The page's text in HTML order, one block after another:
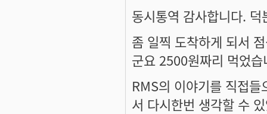
동시통역 감사합니다.
좀 일찍 도착하게 되서
군요 2500원짜리 먹었습
RMS의 이야기를 직접
서 다시한번 생각할 수